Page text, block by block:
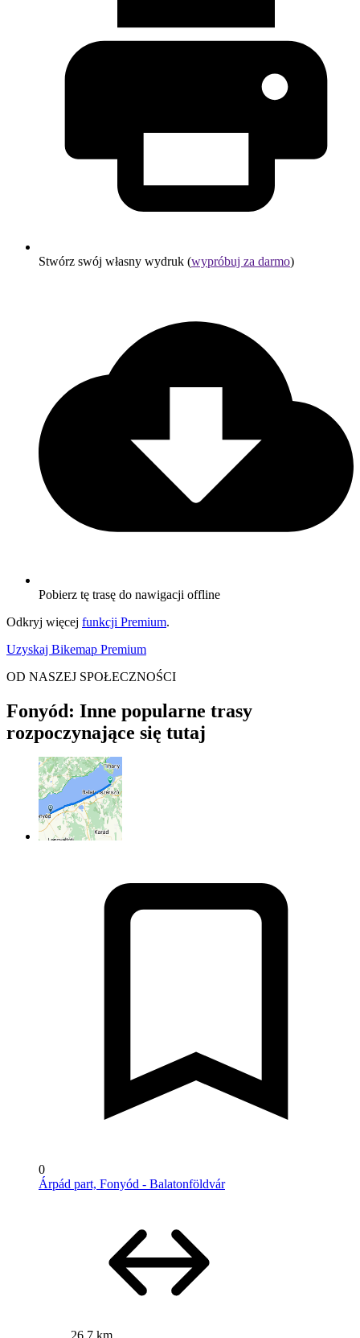
Stwórz swój własny wydruk (wypróbuj za darmo)
Pobierz tę trasę do nawigacji offline
Odkryj więcej funkcji Premium.
Uzyskaj Bikemap Premium
OD NASZEJ SPOŁECZNOŚCI
Fonyód: Inne popularne trasy
rozpoczynające się tutaj
0
Árpád part, Fonyód - Balatonföldvár